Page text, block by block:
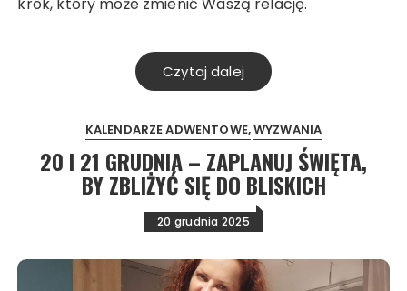
krok, który może zmienić Waszą relację.
Czytaj dalej
KALENDARZE ADWENTOWE WYZWANIA
20 I 21 GRUDNIA – ZAPLANUJ ŚWIĘTA,
BY ZBLIŻYĆ SIĘ DO BLISKICH
20 grudnia 2025